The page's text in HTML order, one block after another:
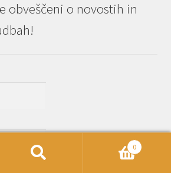
obveščeni o novostih in
0